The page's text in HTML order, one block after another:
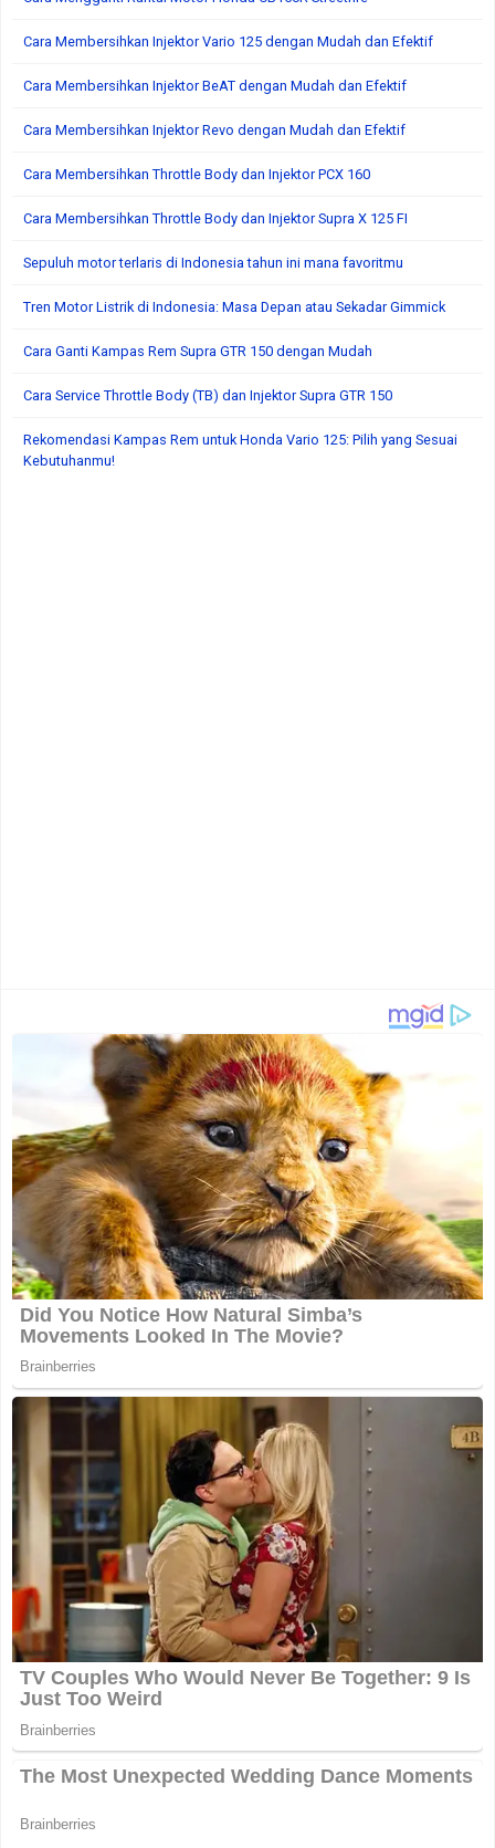
Cara Membersihkan Injektor Vario 125 dengan Mudah dan Efektif
Cara Membersihkan Injektor BeAT dengan Mudah dan Efektif
Cara Membersihkan Injektor Revo dengan Mudah dan Efektif
Cara Membersihkan Throttle Body dan Injektor PCX 160
Cara Membersihkan Throttle Body dan Injektor Supra X 125 FI
Sepuluh motor terlaris di Indonesia tahun ini mana favoritmu
Tren Motor Listrik di Indonesia: Masa Depan atau Sekadar Gimmick
Cara Ganti Kampas Rem Supra GTR 150 dengan Mudah
Cara Service Throttle Body (TB) dan Injektor Supra GTR 150
Rekomendasi Kampas Rem untuk Honda Vario 125: Pilih yang Sesuai
Kebutuhanmu!